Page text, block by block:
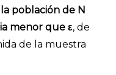
población de N
menor que ε, de
de la muestra